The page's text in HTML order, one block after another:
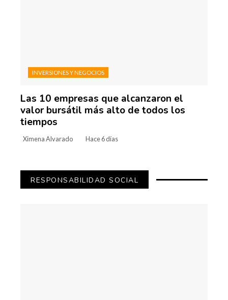
INVERSIONES Y NEGOCIOS
Las 10 empresas que alcanzaron el
valor bursátil más alto de todos los
tiempos
Ximena Alvarado Hace 6 días
RESPONSABILIDAD SOCIAL